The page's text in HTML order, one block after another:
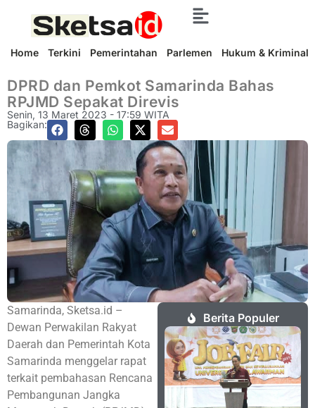
Home Terkini Pemerintahan Parlemen Hukum & Kriminal
DPRD dan Pemkot Samarinda Bahas
RPJMD Sepakat Direvis
Senin, 13 Maret 2023 - 17:59 WITA
Bagikan:
Samarinda, Sketsa.id –
Dewan Perwakilan Rakyat
Daerah dan Pemerintah Kota
Samarinda menggelar rapat
terkait pembahasan Rencana
Pembangunan Jangka
Berita Populer